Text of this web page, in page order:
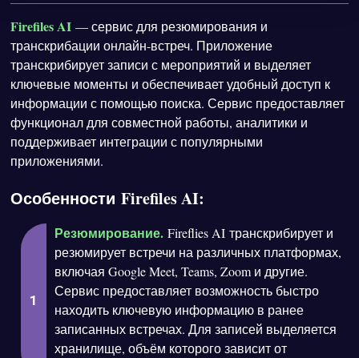
Firefiles AI — сервис для резюмирования и
транскрибации онлайн-встреч. Приложение
транскрибирует записи с мероприятий и выделяет
ключевые моменты и обеспечивает удобный доступ к
информации с помощью поиска. Сервис предоставляет
функционал для совместной работы, аналитики и
поддерживает интеграции с популярными
приложениями.
Особенности Firefiles AI:
Резюмирование. Fireflies AI транскрибирует и
резюмирует встречи на различных платформах,
включая Google Meet, Teams, Zoom и другие.
Сервис предоставляет возможность быстро
находить ключевую информацию в ранее
записанных встречах. Для записей выделяется
хранилище, объём которого зависит от